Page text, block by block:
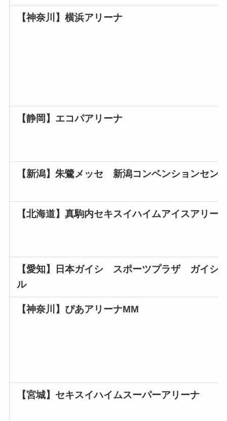
【神奈川】横浜アリーナ
【静岡】 エコパアリーナ
【新潟】朱鷺メッセ 新潟コンベンションセン
【北海道】真駒内セキスイハイムアイスアリー
【愛知】
日本ガイシ スポーツプラザ ガイシ
ル
【神奈川】 ぴあアリーナMM
【宮城】 セキスイハイムスーパーアリーナ